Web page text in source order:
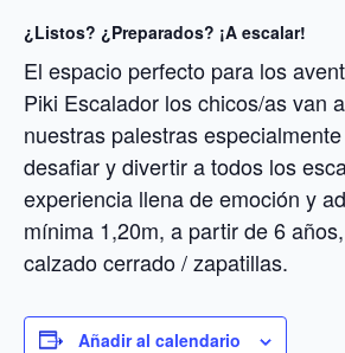
¿Listos? ¿Preparados? ¡A escalar!
El espacio perfecto para los
Piki Escalador los chicos/as van
nuestras palestras
desafiar y divertir a todos los
experiencia llena de emoción y
mínima 1,20m, a partir de 6
calzado cerrado / zapatillas.
Añadir al calendario